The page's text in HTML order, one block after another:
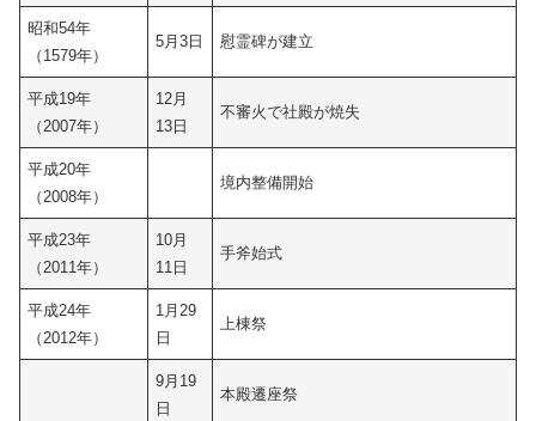
昭和54年
（1579年）
5月3日 慰霊碑が建立
平成19年
（2007年）
12月
13日
不審火で社殿が焼失
平成20年
（2008年）
境内整備開始
平成23年
（2011年）
10月
11日
手斧始式
平成24年
（2012年）
1月29
日
上棟祭
9月19
日
本殿遷座祭